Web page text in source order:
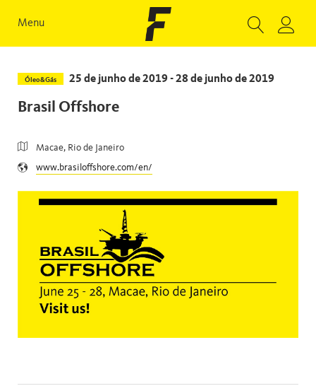
Menu
Óleo&Gás 25 de junho de 2019 - 28 de junho de 2019
Brasil Offshore
Macae, Rio de Janeiro
www.brasiloffshore.com/en/